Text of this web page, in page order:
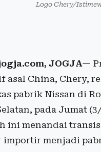
Logo Chery/
JOGJA—
asal China, Chery,
pabrik Nissan di
pada Jumat
ini menandai
importir menjadi